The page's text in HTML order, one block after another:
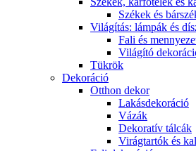
Székek és
Világítás: lámpák és
Fali és
Világító
Tükrök
Dekoráció
Otthon dekor
Lakásdekoráció
Vázák
Dekoratív tálcák
Virágtartók és